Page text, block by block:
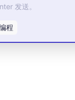
程